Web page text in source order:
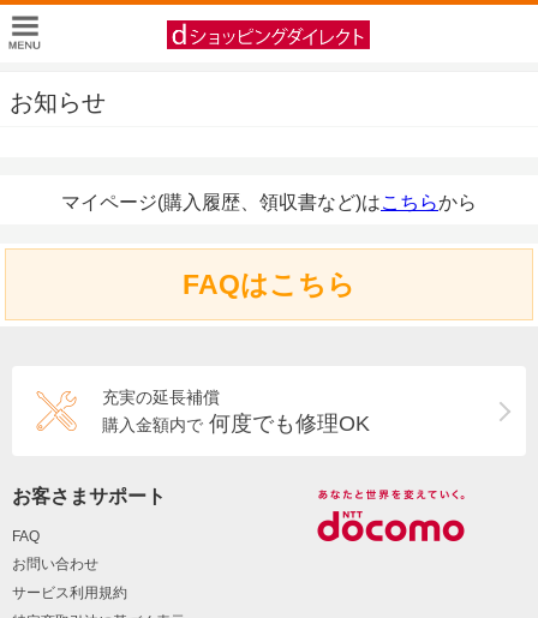
お知らせ
マイページ(購入履歴、領収書など)はこちらから
FAQはこちら
充実の延長補償
購入金額内で 何度でも修理OK
お客さまサポート
FAQ
お問い合わせ
サービス利用規約